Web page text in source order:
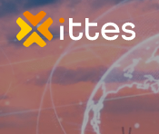
Skip
to
content